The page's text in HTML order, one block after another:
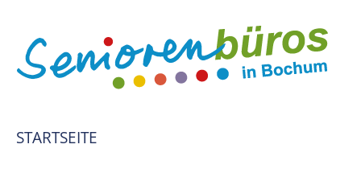
STARTSEITE